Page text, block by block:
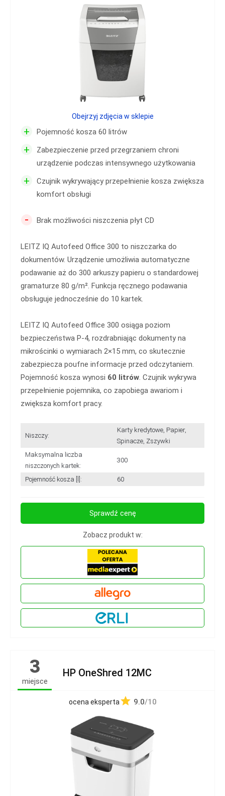
+ Pojemność kosza 60 litrów
+
Zabezpieczenie przed przegrzaniem chroni
urządzenie podczas intensywnego użytkowania
+
Czujnik wykrywający przepełnienie kosza zwiększa
komfort obsługi
- Brak możliwości niszczenia płyt CD
LEITZ IQ Autofeed Office 300 to niszczarka do
dokumentów. Urządzenie umożliwia automatyczne
podawanie aż do 300 arkuszy papieru o standardowej
gramaturze 80 g/m². Funkcja ręcznego podawania
obsługuje jednocześnie do 10 kartek.
LEITZ IQ Autofeed Office 300 osiąga poziom
bezpieczeństwa P-4, rozdrabniając dokumenty na
mikrościnki o wymiarach 2×15 mm, co skutecznie
zabezpiecza poufne informacje przed odczytaniem.
Pojemność kosza wynosi 60 litrów. Czujnik wykrywa
przepełnienie pojemnika, co zapobiega awariom i
zwiększa komfort pracy.
Niszczy:
Karty kredytowe, Papier,
Spinacze, Zszywki
Maksymalna liczba
niszczonych kartek:
300
Pojemność kosza [l]: 60
Obejrzyj zdjęcia w sklepie
Sprawdź cenę
Zobacz produkt w:
3
miejsce
HP OneShred 12MC
ocena eksperta 9.0/10